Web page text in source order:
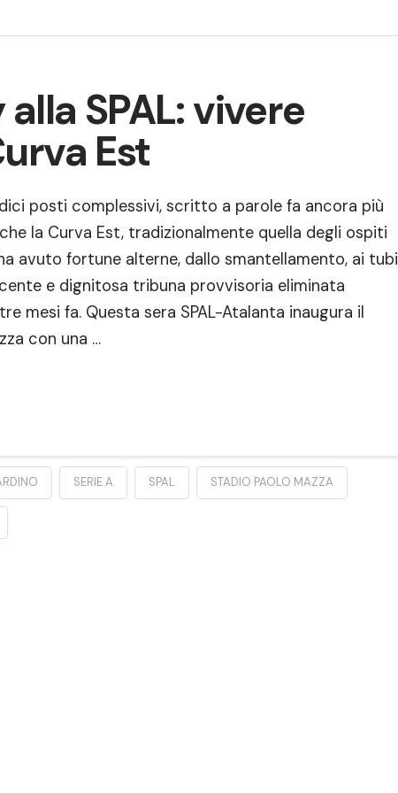
SPAL: vivere
Est
posti complessivi, scritto a parole fa ancora più
la Curva Est, tradizionalmente quella degli ospiti
avuto fortune alterne, dallo smantellamento, ai tubi
e dignitosa tribuna provvisoria eliminata
mesi fa. Questa sera SPAL-Atalanta inaugura il
con una …
SERIE A SPAL STADIO PAOLO MAZZA